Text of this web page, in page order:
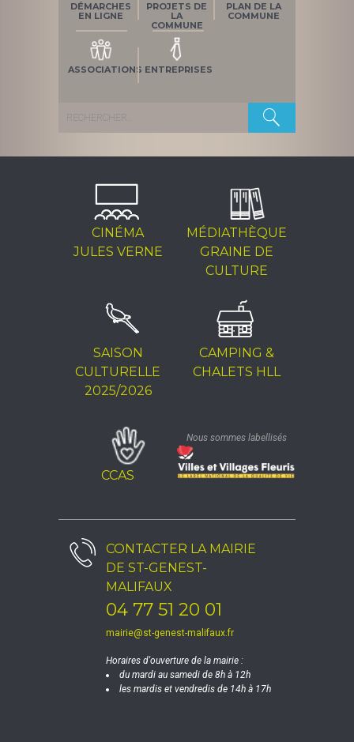
DÉMARCHES
EN LIGNE
PROJETS DE
LA
COMMUNE
PLAN DE LA
COMMUNE
ASSOCIATIONS ENTREPRISES
Rechercher :
CINÉMA
JULES VERNE
MÉDIATHÈQUE
GRAINE DE
CULTURE
SAISON
CULTURELLE
2025/2026
CAMPING &
CHALETS HLL
CCAS
Nous sommes labellisés
CONTACTER LA MAIRIE
DE ST-GENEST-
MALIFAUX
04 77 51 20 01
mairie@st-genest-malifaux.fr
Horaires d'ouverture de la mairie :
du mardi au samedi de 8h à 12h
les mardis et vendredis de 14h à 17h